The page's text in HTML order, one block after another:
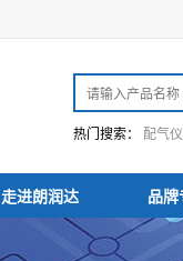
热门搜索： 配气仪
走进朗润达 品